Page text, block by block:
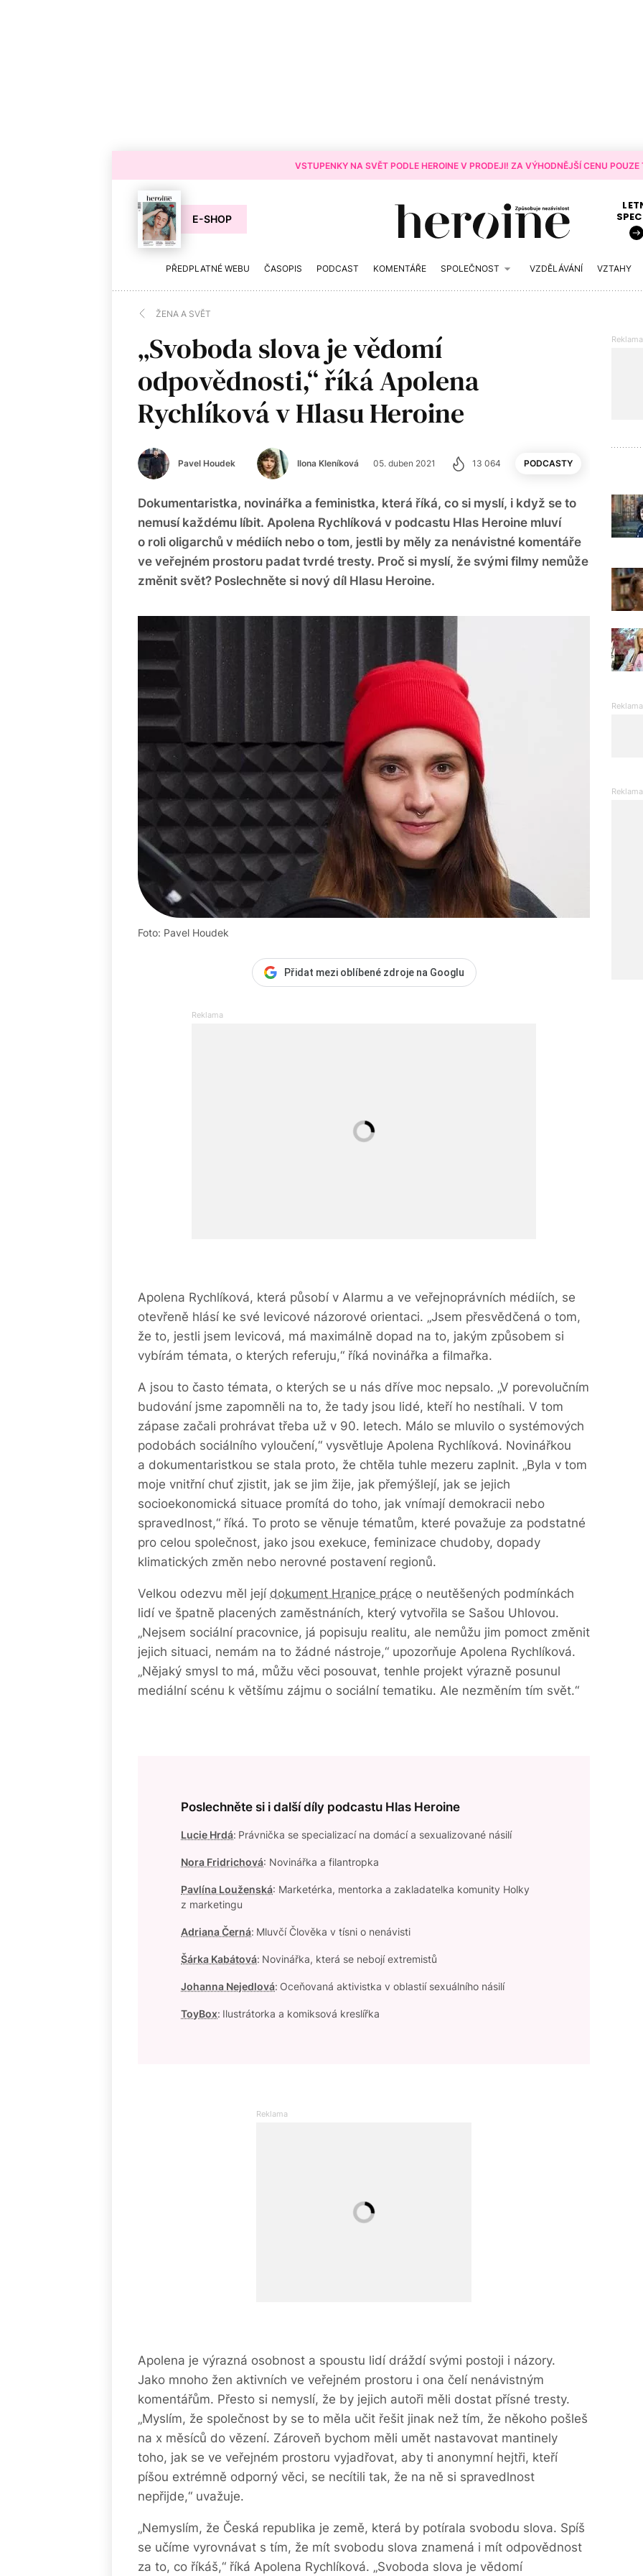
VSTUPENKY NA SVĚT PODLE HEROINE V PRODEJI! ZA VÝHODNĚJŠÍ CENU
E-SHOP
PŘEDPLATNÉ WEBU ČASOPIS PODCAST KOMENTÁŘE SPOLEČNOST VZDĚLÁVÁNÍ VZTAHY
ŽENA A SVĚT
„Svoboda slova je vědomí
odpovědnosti,“ říká Apolena
Rychlíková v Hlasu Heroine
Pavel Houdek Ilona Kleníková 05. duben 2021 13 064 PODCASTY
Dokumentaristka, novinářka a feministka, která říká, co si myslí, i když se to
nemusí každému líbit. Apolena Rychlíková v podcastu Hlas Heroine mluví
o roli oligarchů v médiích nebo o tom, jestli by měly za nenávistné komentáře
ve veřejném prostoru padat tvrdé tresty. Proč si myslí, že svými filmy nemůže
změnit svět? Poslechněte si nový díl Hlasu Heroine.
Foto: Pavel Houdek
Přidat mezi oblíbené zdroje na Googlu
Apolena Rychlíková, která působí v Alarmu a ve veřejnoprávních médiích, se
otevřeně hlásí ke své levicové názorové orientaci. „Jsem přesvědčená o tom,
že to, jestli jsem levicová, má maximálně dopad na to, jakým způsobem si
vybírám témata, o kterých referuju,“ říká novinářka a filmařka.
A jsou to často témata, o kterých se u nás dříve moc nepsalo. „V porevolučním
budování jsme zapomněli na to, že tady jsou lidé, kteří ho nestíhali. V tom
zápase začali prohrávat třeba už v 90. letech. Málo se mluvilo o systémových
podobách sociálního vyloučení,“ vysvětluje Apolena Rychlíková. Novinářkou
a dokumentaristkou se stala proto, že chtěla tuhle mezeru zaplnit. „Byla v tom
moje vnitřní chuť zjistit, jak se jim žije, jak přemýšlejí, jak se jejich
socioekonomická situace promítá do toho, jak vnímají demokracii nebo
spravedlnost,“ říká. To proto se věnuje tématům, které považuje za podstatné
pro celou společnost, jako jsou exekuce, feminizace chudoby, dopady
klimatických změn nebo nerovné postavení regionů.
Velkou odezvu měl její dokument Hranice práce o neutěšených podmínkách
lidí ve špatně placených zaměstnáních, který vytvořila se Sašou Uhlovou.
„Nejsem sociální pracovnice, já popisuju realitu, ale nemůžu jim pomoct změnit
jejich situaci, nemám na to žádné nástroje,“ upozorňuje Apolena Rychlíková.
„Nějaký smysl to má, můžu věci posouvat, tenhle projekt výrazně posunul
mediální scénu k většímu zájmu o sociální tematiku. Ale nezměním tím svět.“
Poslechněte si i další díly podcastu Hlas Heroine
Lucie Hrdá: Právnička se specializací na domácí a sexualizované násilí
Nora Fridrichová: Novinářka a filantropka
Pavlína Louženská: Marketérka, mentorka a zakladatelka komunity Holky
z marketingu
Adriana Černá: Mluvčí Člověka v tísni o nenávisti
Šárka Kabátová: Novinářka, která se nebojí extremistů
Johanna Nejedlová: Oceňovaná aktivistka v oblastií sexuálního násilí
ToyBox: Ilustrátorka a komiksová kreslířka
Apolena je výrazná osobnost a spoustu lidí dráždí svými postoji i názory.
Jako mnoho žen aktivních ve veřejném prostoru i ona čelí nenávistným
komentářům. Přesto si nemyslí, že by jejich autoři měli dostat přísné tresty.
„Myslím, že společnost by se to měla učit řešit jinak než tím, že někoho pošleš
na x měsíců do vězení. Zároveň bychom měli umět nastavovat mantinely
toho, jak se ve veřejném prostoru vyjadřovat, aby ti anonymní hejtři, kteří
píšou extrémně odporný věci, se necítili tak, že na ně si spravedlnost
nepřijde,“ uvažuje.
„Nemyslím, že Česká republika je země, která by potírala svobodu slova. Spíš
se učíme vyrovnávat s tím, že mít svobodu slova znamená i mít odpovědnost
za to, co říkáš,“ říká Apolena Rychlíková. „Svoboda slova je vědomí